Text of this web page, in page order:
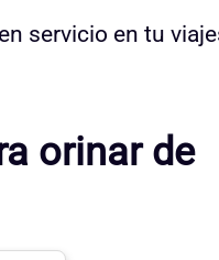
servicio en tu
orinar de